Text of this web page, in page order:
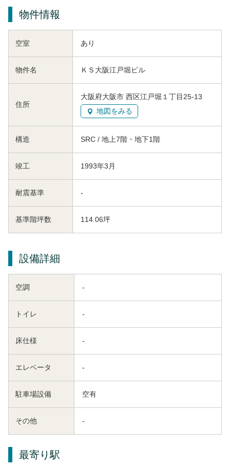
物件情報
空室 あり
物件名 ＫＳ大阪江戸堀ビル
住所
大阪府大阪市 西区江戸堀１丁目25-13
地図をみる
構造 SRC / 地上7階・地下1階
竣工 1993年3月
耐震基準 -
基準階坪数 114.06坪
設備詳細
空調 -
トイレ -
床仕様 -
エレベータ -
駐車場設備 空有
その他 -
最寄り駅